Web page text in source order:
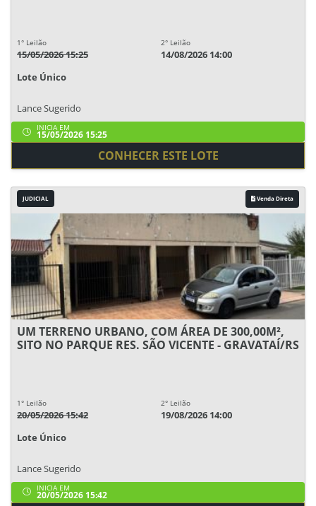
1° Leilão
15/05/2026 15:25
2° Leilão
14/08/2026 14:00
Lote Único
Lance Sugerido
INICIA EM
15/05/2026 15:25
CONHECER ESTE LOTE
JUDICIAL Venda Direta
UM TERRENO URBANO, COM ÁREA DE 300,00M²,
SITO NO PARQUE RES. SÃO VICENTE - GRAVATAÍ/RS
1° Leilão
20/05/2026 15:42
2° Leilão
19/08/2026 14:00
Lote Único
Lance Sugerido
INICIA EM
20/05/2026 15:42